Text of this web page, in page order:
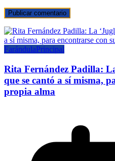
FarándulaPrincipal
Rita Fernández Padilla:
que se cantó a sí misma,
propia alma